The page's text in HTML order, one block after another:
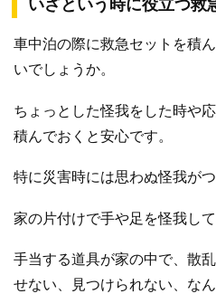
いざという時に役立つ救
車中泊の際に救急セットを積
いでしょうか。
ちょっとした怪我をした時や
積んでおくと安心です。
特に災害時には思わぬ怪我がつ
家の片付けで手や足を怪我して
手当する道具が家の中で、散
せない、見つけられない、な